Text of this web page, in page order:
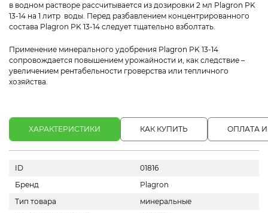
в водном растворе рассчитывается из дозировки 2 мл Plagron PK
13-14 на 1 литр воды. Перед разбавлением концентрированного
состава Plagron PK 13-14 следует тщательно взболтать.
Применение минерального удобрения Plagron PK 13-14
сопровождается повышением урожайности и, как следствие –
увеличением рентабельности гроверства или тепличного
хозяйства.
ХАРАКТЕРИСТИКИ КАК КУПИТЬ ОПЛАТА
ID
01816
Бренд
Plagron
Тип товара
минеральные